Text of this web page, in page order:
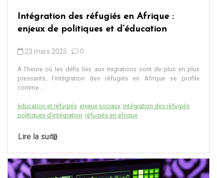
Intégration des réfugiés en Afrique :
enjeux de politiques et d’éducation
23 mars 2025 0
À l’heure où les défis liés aux migrations sont de plus en plus
pressants, l’intégration des réfugiés en Afrique se profile
comme...
éducation et réfugiés enjeux sociaux intégration des réfugiés
politiques d'intégration réfugiés en afrique
Lire la suite